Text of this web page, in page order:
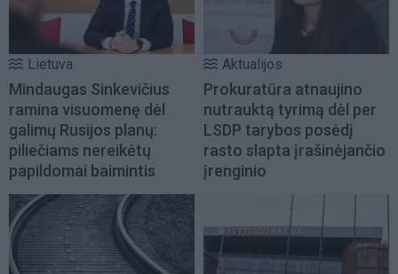
Lietuva
Mindaugas Sinkevičius
ramina visuomenę dėl
galimų Rusijos planų:
piliečiams nereikėtų
papildomai baimintis
Aktualijos
Prokuratūra atnaujino
nutrauktą tyrimą dėl per
LSDP tarybos posėdį
rasto slapta įrašinėjančio
įrenginio